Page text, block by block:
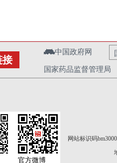
接
中国政府网
国家药品监督管理局
网站标识码
官方微博